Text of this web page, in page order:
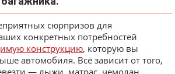
сюрпризов для
конкретных потребностей
конструкцию, которую вы
автомобиля. Всё зависит от того,